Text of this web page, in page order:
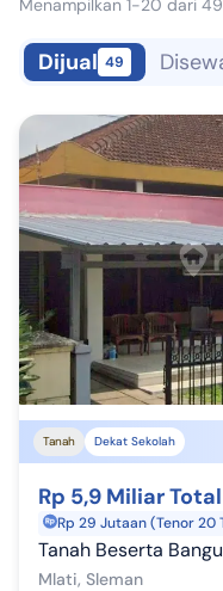
Menampilkan 1-20 dari
Dijual 49
Tanah Dekat Sekolah
Rp 5,9 Miliar Total
Rp 29 Jutaan (Tenor 20
Tanah Beserta Bangunan
Mlati, Sleman